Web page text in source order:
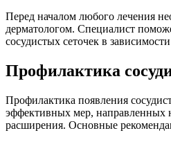
Перед началом любого лечения
дерматологом. Специалист
сосудистых сеточек в
Профилактика
Профилактика появления
эффективных мер, направленных
расширения. Основные